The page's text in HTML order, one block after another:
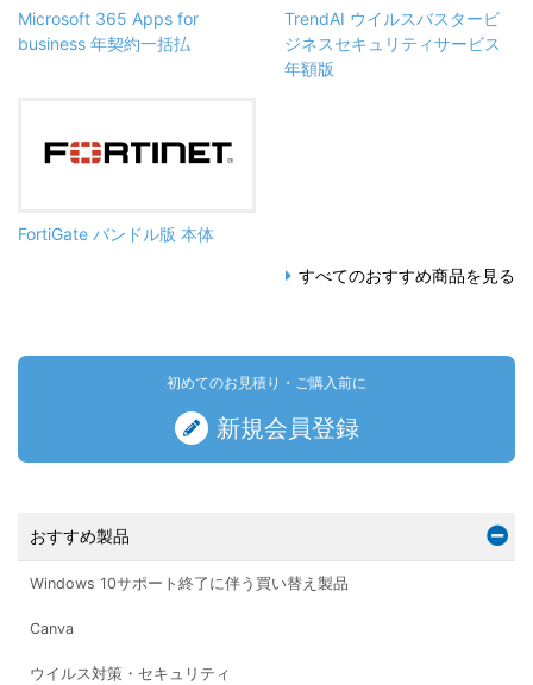
Microsoft 365 Apps for
business 年契約一括払
TrendAI ウイルスバスタービ
ジネスセキュリティサービス
年額版
FortiGate バンドル版 本体
すべてのおすすめ商品を見る
初めてのお見積り・ご購入前に
新規会員登録
おすすめ製品
Windows 10サポート終了に伴う買い替え製品
Canva
ウイルス対策・セキュリティ